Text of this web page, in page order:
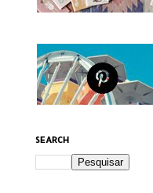
SEARCH